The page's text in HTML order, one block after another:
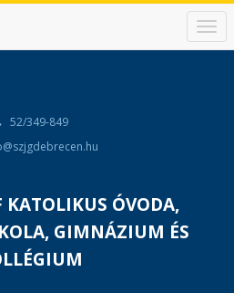
N
a
52/349-849
KATOLIKUS ÓVODA,
GIMNÁZIUM ÉS